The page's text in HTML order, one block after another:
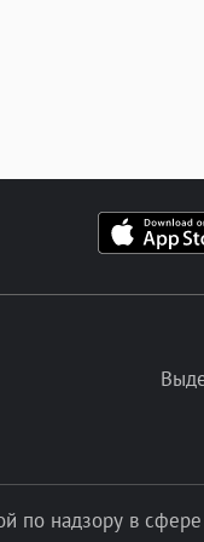
по надзору в сфере